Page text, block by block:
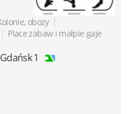
obozy |
| Place zabaw i małpie gaje
1